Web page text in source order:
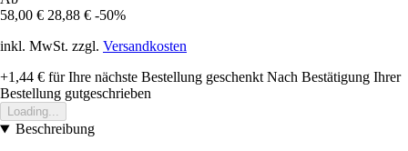
58,00 € 28,88 € -50%
inkl. MwSt. zzgl. Versandkosten
+1,44 € für Ihre nächste Bestellung geschenkt Nach Bestätigung Ihrer
Bestellung gutgeschrieben
Loading...
Beschreibung